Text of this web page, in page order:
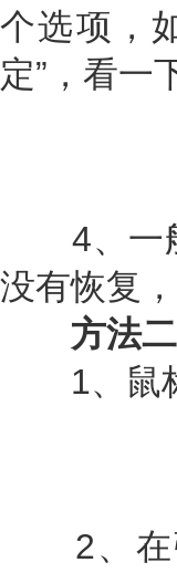
个选项，
定”，看一
4、一般
没有恢复
方法二
1、鼠标
2、在弹